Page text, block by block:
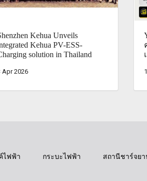
Kehua Unveils
Kehua PV-ESS-
solution in Thailand
Apr 2026
ไฟฟ้า กระบะไฟฟ้า สถานีชาร์จย